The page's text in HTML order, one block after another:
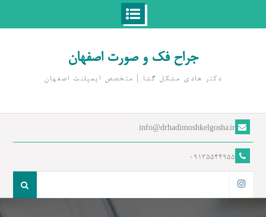
جراح فک و صورت اصفهان
دکتر هادی مشکل گشا | متخصص ايمپلنت اصفهان
info@drhadimoshkelgosha.ir
09135544955